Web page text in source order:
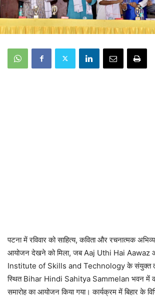
पटना में रविवार को साहित्य, कविता और रचनात्मक
आयोजन देखने को मिला, जब Aaj Uthi Hai Aawaz
Institute of Skills and Technologyके संयुक्त
स्थित Bihar Hindi Sahitya Sammelan भवनमें
समारोह का आयोजन किया गया। कार्यक्रम में बिहार के